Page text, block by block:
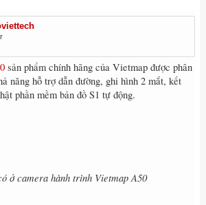
sản phẩm chính hãng của Vietmap được phân
năng hỗ trợ dẫn đường, ghi hình 2 mắt, kết
phần mềm bản đồ S1 tự động.
ở camera hành trình Vietmap A50